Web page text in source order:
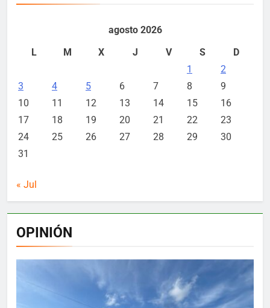
agosto 2026
L
M X J V S
D
1
2
3
4 5 6 7 8
9
10
11 12 13 14 15
16
17
18 19 20 21 22
23
24
25 26 27 28 29
30
31
« Jul
OPINIÓN